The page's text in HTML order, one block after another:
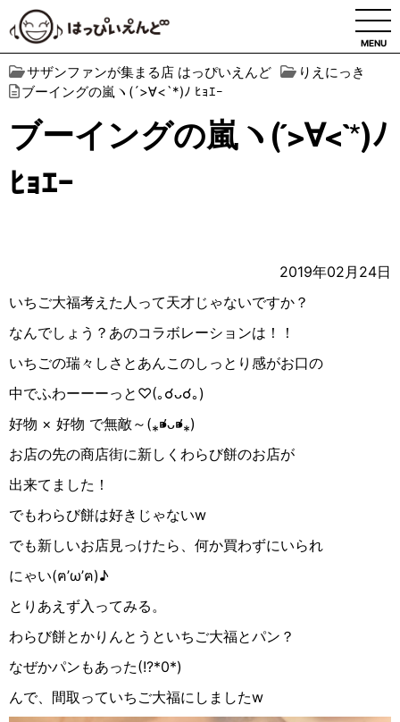
MENU
サザンファンが集まる店 はっぴいえんど
りえにっき
ブーイングの嵐ヽ(´>∀︎<`*)ﾉ ﾋｮｴｰ
ブーイングの嵐ヽ(´>∀︎<`*)ﾉ
ﾋｮｴｰ
2019年02月24日
いちご大福考えた人って天才じゃないですか？
なんでしょう？あのコラボレーションは！！
いちごの瑞々しさとあんこのしっとり感がお口の
中でふわーーーっと♡(｡☌︎ᴗ☌︎｡)
好物 × 好物 で無敵～(⁎⁍̴̛ᴗ⁍̴̛⁎)
お店の先の商店街に新しくわらび餅のお店が
出来てました！
でもわらび餅は好きじゃないw
でも新しいお店見っけたら、何か買わずにいられ
にゃい(ฅ’ω’ฅ)♪︎
とりあえず入ってみる。
わらび餅とかりんとうといちご大福とパン？
なぜかパンもあった(!?*0*)
んで、間取っていちご大福にしましたw